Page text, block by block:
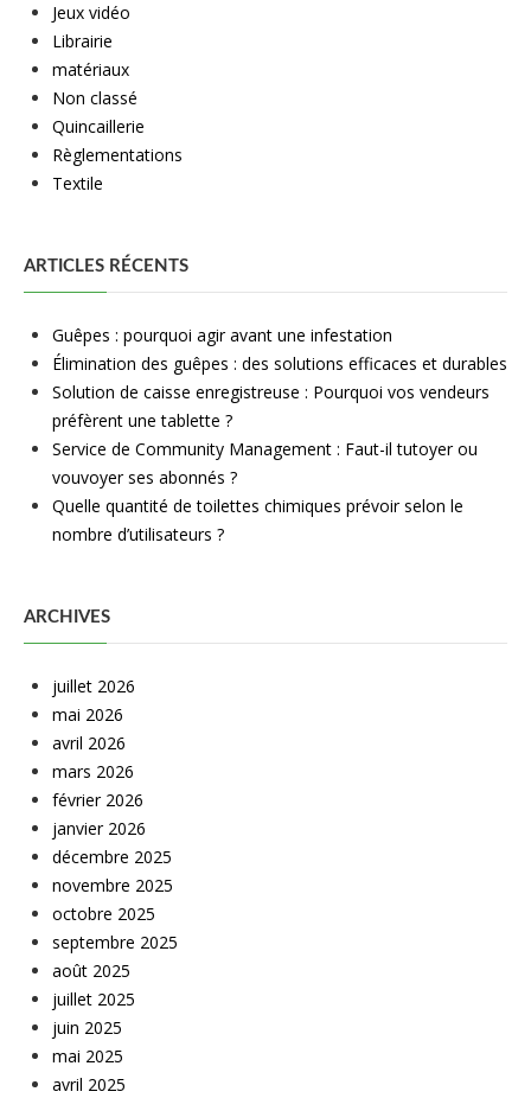
Jeux vidéo
Librairie
matériaux
Non classé
Quincaillerie
Règlementations
Textile
ARTICLES RÉCENTS
Guêpes : pourquoi agir avant une infestation
Élimination des guêpes : des solutions efficaces et durables
Solution de caisse enregistreuse : Pourquoi vos vendeurs
préfèrent une tablette ?
Service de Community Management : Faut-il tutoyer ou
vouvoyer ses abonnés ?
Quelle quantité de toilettes chimiques prévoir selon le
nombre d’utilisateurs ?
ARCHIVES
juillet 2026
mai 2026
avril 2026
mars 2026
février 2026
janvier 2026
décembre 2025
novembre 2025
octobre 2025
septembre 2025
août 2025
juillet 2025
juin 2025
mai 2025
avril 2025